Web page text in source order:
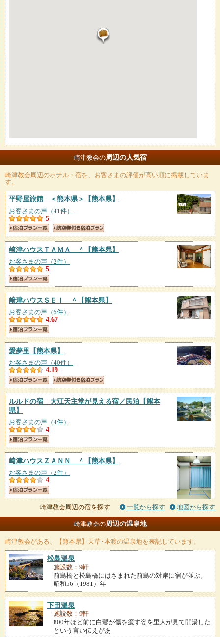
崎津教会の周辺の人気宿
崎津教会周辺のホテル・宿を、お客さまの評価が高い順に掲載していま
す。
平野屋旅館 ＜熊本県＞ 【熊本県】
お客さまの声（41件）
5
崎津ハウスＴＡＭＡ ＾ 【熊本県】
お客さまの声（2件）
5
﨑津ハウスＳＥＩ ＾ 【熊本県】
お客さまの声（5件）
4.67
愛夢里 【熊本県】
お客さまの声（40件）
4.19
ルルドの宿 大江天主堂が見える宿／民泊 【熊本
県】
お客さまの声（4件）
4
﨑津ハウスＺＡＮＮ ＾ 【熊本県】
お客さまの声（2件）
4
崎津教会周辺の宿を探す 一覧から探す 地図から探す
崎津教会の周辺の温泉地
崎津教会がある、【熊本県】天草･本渡の温泉地を表記しています。
松島温泉
施設数：9軒
前島橋と松島橋にはさまれた前島の対岸に宿が並ぶ。
昭和56（1981）年
下田温泉
施設数：9軒
800年ほど前に白鷺が傷を癒す姿を里人が見て開湯した
という言い伝えがあ